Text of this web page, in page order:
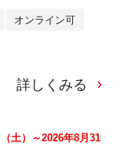
オンライン可
詳しくみる
土）～2026年8月31